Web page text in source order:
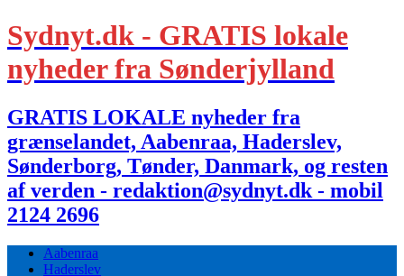
Sydnyt.dk - GRATIS lokale
nyheder fra Sønderjylland
GRATIS LOKALE nyheder fra
grænselandet, Aabenraa, Haderslev,
Sønderborg, Tønder, Danmark, og resten
af verden - redaktion@sydnyt.dk - mobil
2124 2696
Aabenraa
Haderslev